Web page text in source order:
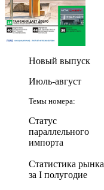
Новый выпуск
Июль-август
Темы номера:
Статус
параллельного
импорта
Статистика рынка
за I полугодие